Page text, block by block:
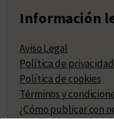
Información
Aviso Legal
Política de privacidad
Política de cookies
Términos y
¿Cómo publicar con